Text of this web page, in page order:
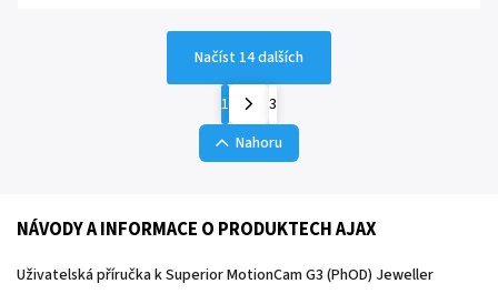
Načíst 14 dalších
1
3
Nahoru
NÁVODY A INFORMACE O PRODUKTECH AJAX
Uživatelská příručka k Superior MotionCam G3 (PhOD) Jeweller